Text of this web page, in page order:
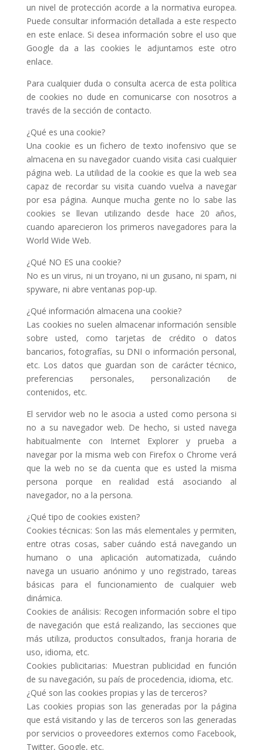
un nivel de protección acorde a la normativa europea.
Puede consultar información detallada a este respecto
en este enlace. Si desea información sobre el uso que
Google da a las cookies le adjuntamos este otro
enlace.
Para cualquier duda o consulta acerca de esta política
de cookies no dude en comunicarse con nosotros a
través de la sección de contacto.
¿Qué es una cookie?
Una cookie es un fichero de texto inofensivo que se
almacena en su navegador cuando visita casi cualquier
página web. La utilidad de la cookie es que la web sea
capaz de recordar su visita cuando vuelva a navegar
por esa página. Aunque mucha gente no lo sabe las
cookies se llevan utilizando desde hace 20 años,
cuando aparecieron los primeros navegadores para la
World Wide Web.
¿Qué NO ES una cookie?
No es un virus, ni un troyano, ni un gusano, ni spam, ni
spyware, ni abre ventanas pop-up.
¿Qué información almacena una cookie?
Las cookies no suelen almacenar información sensible
sobre usted, como tarjetas de crédito o datos
bancarios, fotografías, su DNI o información personal,
etc. Los datos que guardan son de carácter técnico,
preferencias personales, personalización de
contenidos, etc.
El servidor web no le asocia a usted como persona si
no a su navegador web. De hecho, si usted navega
habitualmente con Internet Explorer y prueba a
navegar por la misma web con Firefox o Chrome verá
que la web no se da cuenta que es usted la misma
persona porque en realidad está asociando al
navegador, no a la persona.
¿Qué tipo de cookies existen?
Cookies técnicas: Son las más elementales y permiten,
entre otras cosas, saber cuándo está navegando un
humano o una aplicación automatizada, cuándo
navega un usuario anónimo y uno registrado, tareas
básicas para el funcionamiento de cualquier web
dinámica.
Cookies de análisis: Recogen información sobre el tipo
de navegación que está realizando, las secciones que
más utiliza, productos consultados, franja horaria de
uso, idioma, etc.
Cookies publicitarias: Muestran publicidad en función
de su navegación, su país de procedencia, idioma, etc.
¿Qué son las cookies propias y las de terceros?
Las cookies propias son las generadas por la página
que está visitando y las de terceros son las generadas
por servicios o proveedores externos como Facebook,
Twitter, Google, etc.